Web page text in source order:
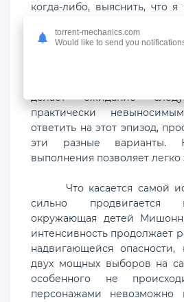
когда-либо, выяснить, что
видеть никаких эффектов
только придает решениям
делает ожидание
практически
ответить на этот эпизод,
эти разные варианты.
выполнения позволяет легко
Что касается самой
сильно продвигается
окружающая детей
интенсивность продолжает
надвигающейся
двух мощных выборов на
особенного не
персонажами невозможно
torrent-mechanics.com
Would like to send you